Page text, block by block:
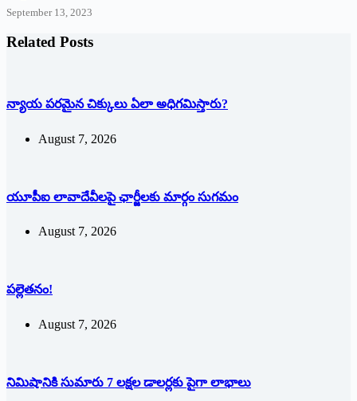
September 13, 2023
Related Posts
న్యాయ పరమైన చిక్కులు ఏలా అధిగమిస్తారు?
August 7, 2026
యూపీఐ లావాదేవీలపై ఛార్జీలకు మార్గం సుగమం
August 7, 2026
పల్లెతనం!
August 7, 2026
నిమిషానికి సుమారు 7 లక్షల డాలర్లకు పైగా లాభాలు